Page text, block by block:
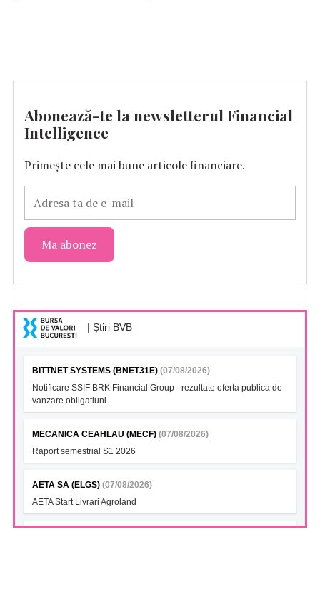
Abonează-te la newsletterul Financial
Intelligence
Primește cele mai bune articole financiare.
| Știri BVB
BITTNET SYSTEMS (BNET31E) (07/08/2026)
Notificare SSIF BRK Financial Group - rezultate oferta publica de
vanzare obligatiuni
MECANICA CEAHLAU (MECF) (07/08/2026)
Raport semestrial S1 2026
AETA SA (ELGS) (07/08/2026)
AETA Start Livrari Agroland